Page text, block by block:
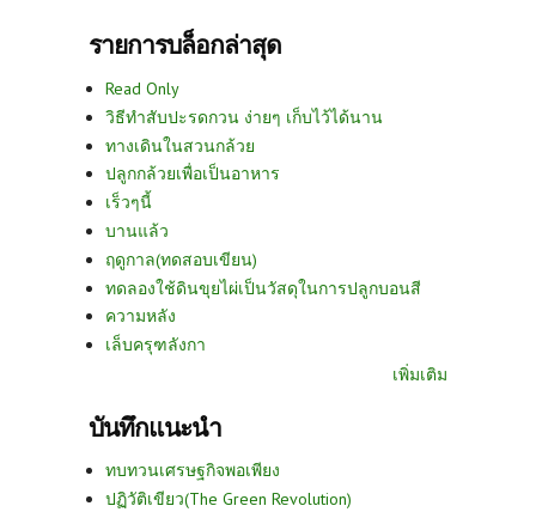
รายการบล็อกล่าสุด
Read Only
วิธีทำสับปะรดกวน ง่ายๆ เก็บไว้ได้นาน
ทางเดินในสวนกล้วย
ปลูกกล้วยเพื่อเป็นอาหาร
เร็วๆนี้
บานแล้ว
ฤดูกาล(ทดสอบเขียน)
ทดลองใช้ดินขุยไผ่เป็นวัสดุในการปลูกบอนสี
ความหลัง
เล็บครุฑลังกา
เพิ่มเติม
บันทึกแนะนำ
ทบทวนเศรษฐกิจพอเพียง
ปฏิวัติเขียว(The Green Revolution)